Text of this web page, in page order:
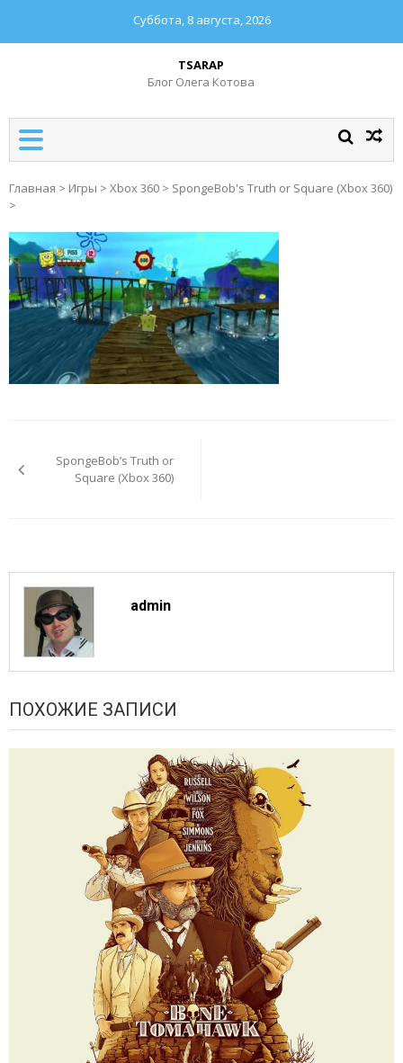
Суббота, 8 августа, 2026
TSARAP
Блог Олега Котова
Главная > Игры > Xbox 360 > SpongeBob's Truth or Square (Xbox 360)
>
записямSpongeBob’s Truth or
Square (Xbox 360)
admin
ПОХОЖИЕ ЗАПИСИ